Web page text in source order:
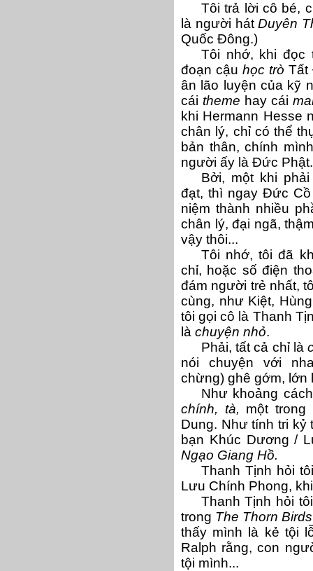
Tôi trả lời cô bé,
là người hátDuyên
Quốc Đông.)
Tôi nhớ, khi đọc
đoạn cậu học trò Tất
ân lão luyện của kỹ
cái theme hay cái
khi Hermann Hesse
chân lý, chỉ có thể
bản thân, chính
người ấy là Đức
Bởi, một khi
đạt, thì ngay Đức
niệm thành nhiều
chân lý, đại ngã,
vậy thôi...
Tôi nhớ, tôi đã
chỉ, hoặc số điện
đám người trẻ nhất,
cùng, như Kiệt,
tôi gọi cô là Thanh
là chuyện nhỏ.
Phải, tất cả chỉ là
nói chuyện với
chừng) ghê gớm, lớn
Như khoảng
chính, tà, một
Dung. Như tính tri kỷ
bạn Khúc Dương /
Ngạo Giang Hồ.
Thanh Tịnh hỏi
Lưu Chính Phong,
Thanh Tịnh hỏi
trong The Thorn Birds
thấy mình là kẻ tội
Ralph rằng, con
tội mình...